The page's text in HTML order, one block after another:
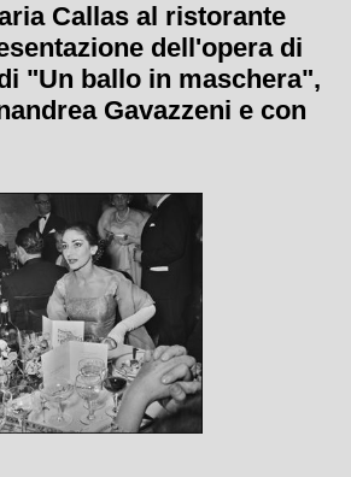
Callas al ristorante
dell'opera di
"Un ballo in maschera",
Gavazzeni e con
la stagione
del Teatro alla Scala